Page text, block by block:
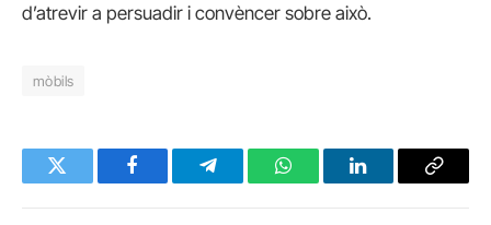
d’atrevir a persuadir i convèncer sobre això.
mòbils
Twitter FacebookTelegramWhatsAppLinkedInCopy